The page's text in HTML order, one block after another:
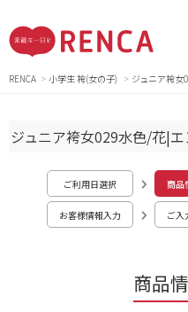
RENCA 小学生 袴(女の子) ジュニア袴
商品
ジュニア袴女029水色/花|
ご利用日選択 商品
お客様情報入力 ご入